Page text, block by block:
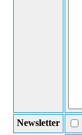
Newsletter